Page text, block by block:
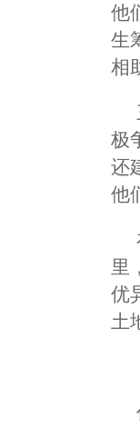
他
生
相
极
还
他
里
优
土